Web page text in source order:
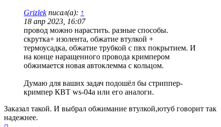
Grizlekписал(а): ↑
18 апр 2023, 16:07
провод можно нарастить. разные способы.
скрутка+ изолента, обжатие втулкой +
термоусадка, обжатие трубкой с пвх покрытием. И
на конце наращенного провода кримпером
обжимается новая автоклемма с кольцом.
Думаю для ваших задач подошёл бы стриппер-
кримпер КВТ ws-04a или его аналоги.
Заказал такой. И выбрал обжимание втулкой,ютуб говорит так
надежнее.